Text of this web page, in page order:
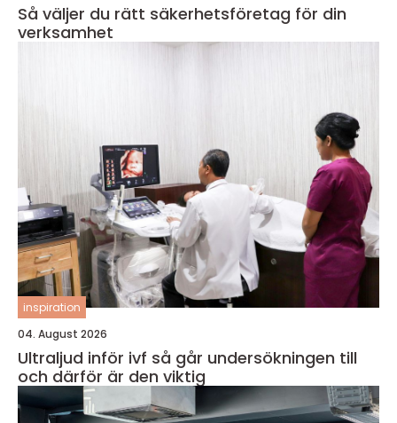
Så väljer du rätt säkerhetsföretag för din
verksamhet
inspiration
04. August 2026
Ultraljud inför ivf så går undersökningen till
och därför är den viktig